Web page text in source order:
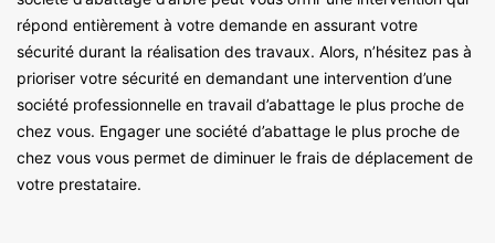
répond entièrement à votre demande en assurant votre
sécurité durant la réalisation des travaux. Alors, n’hésitez pas à
prioriser votre sécurité en demandant une intervention d’une
société professionnelle en travail d’abattage le plus proche de
chez vous. Engager une société d’abattage le plus proche de
chez vous vous permet de diminuer le frais de déplacement de
votre prestataire.